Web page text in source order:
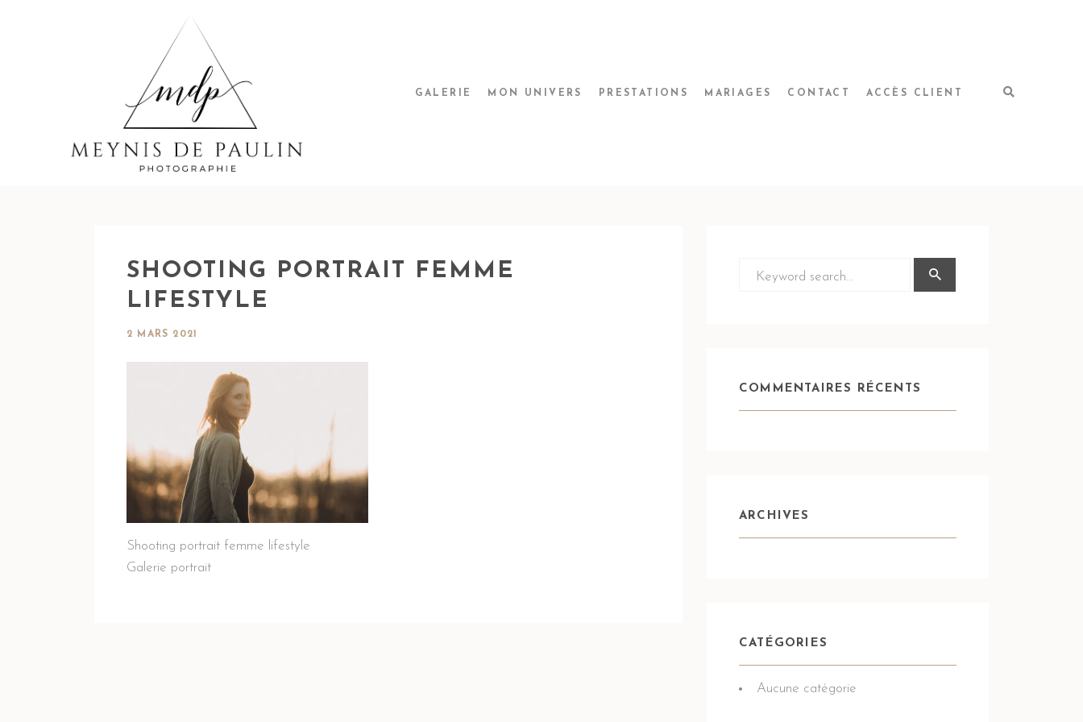
GALERIE MON UNIVERS PRESTATIONS MARIAGES CONTACT ACCÈS CLIENT
SHOOTING PORTRAIT FEMME
LIFESTYLE
2 MARS 2021
Shooting portrait femme lifestyle
Galerie portrait
COMMENTAIRES RÉCENTS
ARCHIVES
CATÉGORIES
Aucune catégorie